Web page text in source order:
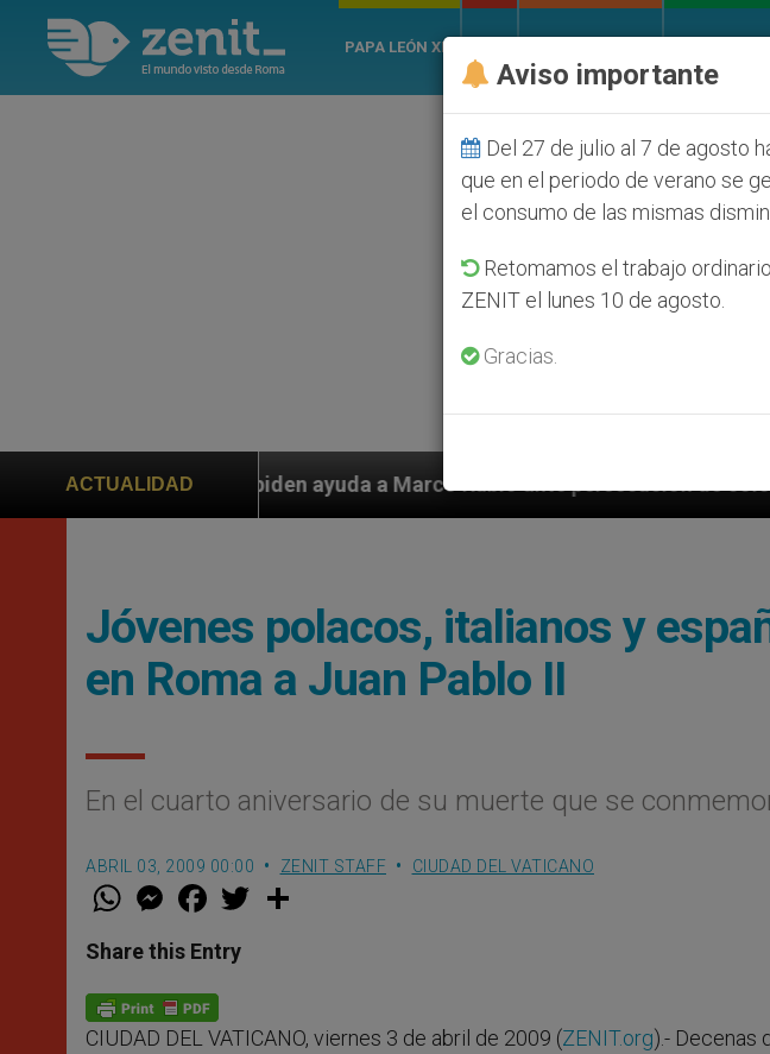
PAPA LEÓN XIV
ACTUALIDAD
piden ayuda a Marco Rubio ante persecución de colonos judíos que afecta
Jóvenes polacos, italianos y
en Roma a Juan Pablo II
En el cuarto aniversario de su muerte que se
ABRIL 03, 2009 00:00 ZENIT STAFF CIUDAD DEL VATICANO
W
t
s
p
p
M
e
s
e
g
e
r
F
a
e
b
o
k
w
Share this Entry
CIUDAD DEL VATICANO, viernes 3 de abril de 2009 (ZENIT.org).- Decenas
Aviso importante
Del 27 de julio al 7 de agosto
que en el periodo de verano se
el consumo de las mismas
Retomamos el trabajo
ZENIT el lunes 10 de agosto.
Gracias.